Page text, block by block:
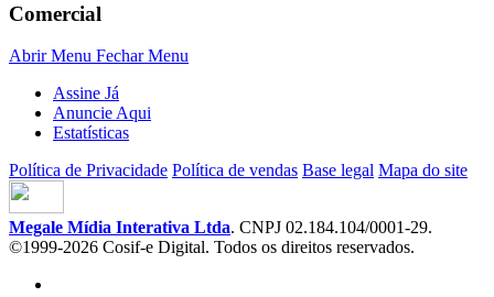
Comercial
Abrir Menu Fechar Menu
Assine Já
Anuncie Aqui
Estatísticas
Política de Privacidade Política de vendas Base legal Mapa do site
Megale Mídia Interativa Ltda. CNPJ 02.184.104/0001-29.
©1999-2026 Cosif-e Digital. Todos os direitos reservados.